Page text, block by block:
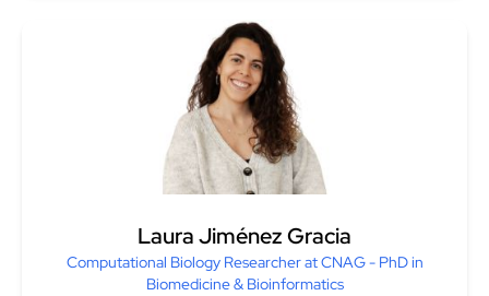
Laura Jiménez Gracia
Computational Biology Researcher at CNAG - PhD in
Biomedicine & Bioinformatics